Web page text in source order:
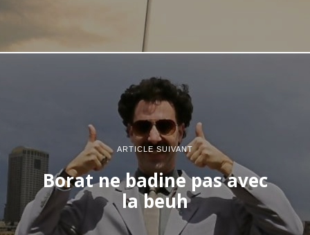
ARTICLE SUIVANT
Borat ne badine pas avec
la beuh